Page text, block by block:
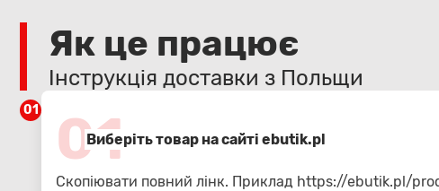
Як це працює
Інструкція доставки з Польщи
01 01
Виберіть товар на сайті ebutik.pl
Скопіювати повний лінк. Приклад https://ebutik.pl/